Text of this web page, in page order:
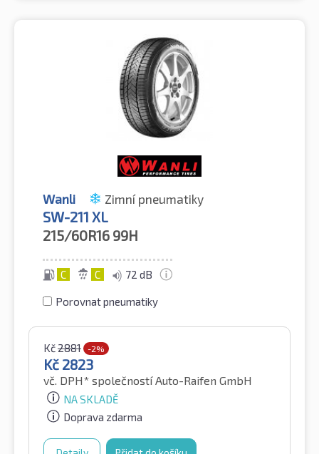
Wanli Zimní pneumatiky
SW-211 XL
215/60R16 99H
C C 72 dB
Porovnat pneumatiky
Kč2881 -2%
Kč 2823
vč. DPH* společností Auto-Raifen GmbH
NA SKLADĚ
Doprava zdarma